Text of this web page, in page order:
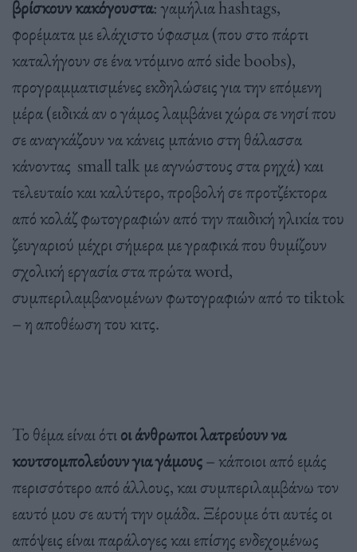
βρίσκουν κακόγουστα: γαμήλια hashtags,
φορέματα με ελάχιστο ύφασμα (που στο πάρτι
καταλήγουν σε ένα ντόμινο από side boobs),
προγραμματισμένες εκδηλώσεις για την επόμενη
μέρα (ειδικά αν ο γάμος λαμβάνει χώρα σε νησί που
σε αναγκάζουν να κάνεις μπάνιο στη θάλασσα
κάνοντας small talk με αγνώστους στα ρηχά) και
τελευταίο και καλύτερο, προβολή σε προτζέκτορα
από κολάζ φωτογραφιών από την παιδική ηλικία του
ζευγαριού μέχρι σήμερα με γραφικά που θυμίζουν
σχολική εργασία στα πρώτα word,
συμπεριλαμβανομένων φωτογραφιών από το tiktok
– η αποθέωση του κιτς.
Το θέμα είναι ότιοι άνθρωποι λατρεύουν να
κουτσομπολεύουν για γάμους– κάποιοι από εμάς
περισσότερο από άλλους, και συμπεριλαμβάνω τον
εαυτό μου σε αυτή την ομάδα. Ξέρουμε ότι αυτές οι
απόψεις είναι παράλογες και επίσης ενδεχομένως